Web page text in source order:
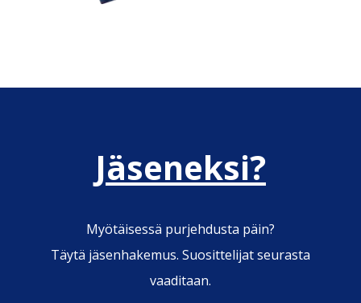
Jäseneksi?
Myötäisessä purjehdusta päin?
Täytä jäsenhakemus. Suosittelijat seurasta
vaaditaan.